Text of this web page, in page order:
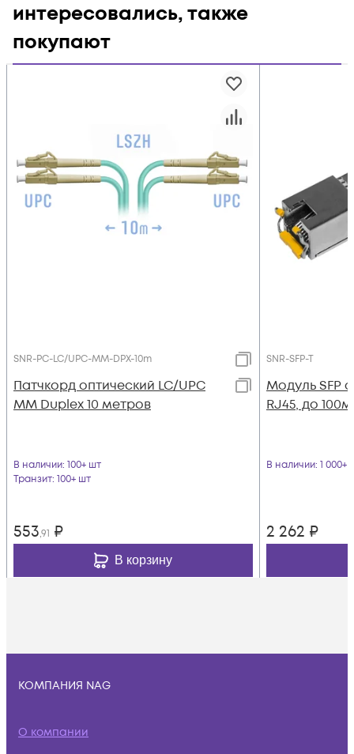
интересовались, также
покупают
SNR-PC-LC/UPC-MM-DPX-10m
Патчкорд оптический LC/UPC
MM Duplex 10 метров
В наличии: 100+ шт
Транзит: 100+ шт
553,91 ₽
В корзину
SNR-SFP-T
Модуль SFP
RJ45, до 100м
В наличии: 1 000+
2 262 ₽
КОМПАНИЯ NAG
О компании